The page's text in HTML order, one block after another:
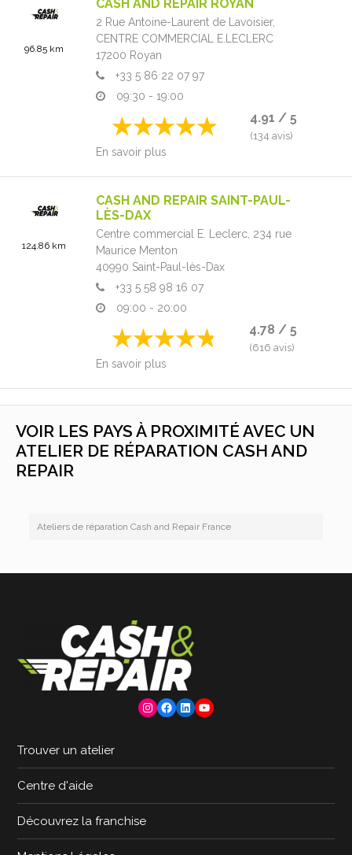
96.85 km
CASH AND REPAIR ROYAN
2 Rue Antoine-Laurent de Lavoisier,
CENTRE COMMERCIAL E.LECLERC
17200 Royan
+33 5 86 22 07 97
09:30 - 19:00
4.91 / 5
(134 avis)
En savoir plus
124.86 km
CASH AND REPAIR SAINT-PAUL-
LÈS-DAX
Centre commercial E. Leclerc, 234 rue
Maurice Menton
40990 Saint-Paul-lès-Dax
+33 5 58 98 16 07
09:00 - 20:00
4.78 / 5
(616 avis)
En savoir plus
VOIR LES PAYS À PROXIMITÉ AVEC UN
ATELIER DE RÉPARATION CASH AND
REPAIR
Ateliers de réparation Cash and Repair France
Instagram
Facebook
LinkedInYouTube
Trouver un atelier
Centre d'aide
Découvrez la franchise